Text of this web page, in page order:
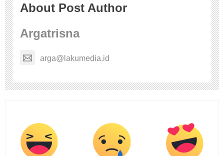
About Post Author
Argatrisna
arga@lakumedia.id